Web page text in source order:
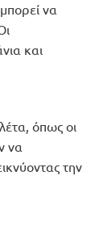
να
και
όπως οι
να
την